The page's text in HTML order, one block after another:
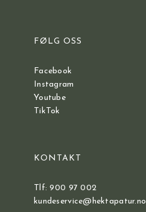
FØLG OSS
Facebook
Instagram
Youtube
TikTok
KONTAKT
Tlf: 900 97 002
kundeservice@hektapatur.no